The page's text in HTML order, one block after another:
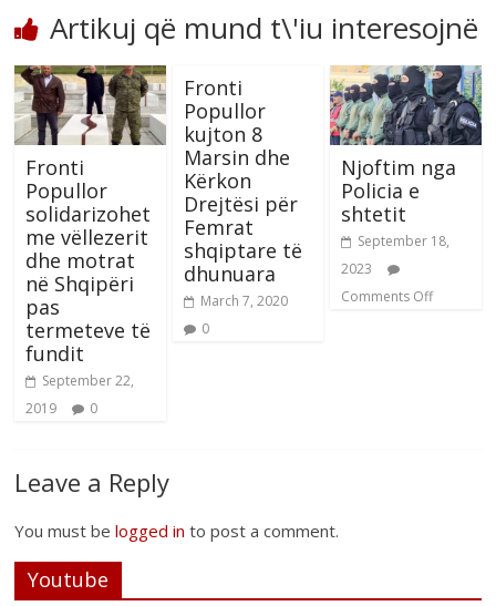
Artikuj që mund t\'iu interesojnë
Fronti
Popullor
solidarizohet
me vëllezerit
dhe motrat
në Shqipëri
pas
termeteve të
fundit
September 22,
2019
0
Fronti
Popullor
kujton 8
Marsin dhe
Kërkon
Drejtësi për
Femrat
shqiptare të
dhunuara
March 7, 2020
0
Njoftim nga
Policia e
shtetit
September 18,
2023
Comments Off
Leave a Reply
You must belogged in to post a comment.
Youtube